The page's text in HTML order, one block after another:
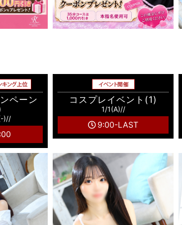
ペーン
)//
コスプレイベント(1)
1/1(A)//
9:00-LAST